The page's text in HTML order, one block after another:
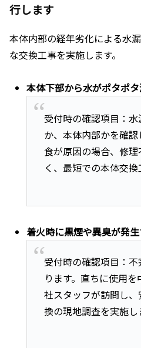
行します
本体内部の経年劣化による水
な交換工事を実施します。
本体下部から水がポタポ
受付時の確認項目：
か、本体内部かを確
食が原因の場合、修
く、最短での本体交換
着火時に黒煙や異臭が発
受付時の確認項目：
ります。直ちに使用
社スタッフが訪問し
換の現地調査を実施し